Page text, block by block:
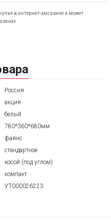
в интернет-магазине и может
Россия
акция
белый
780*360*680мм
фаянс
стандартное
косой (под углом)
компакт
УТ000026223